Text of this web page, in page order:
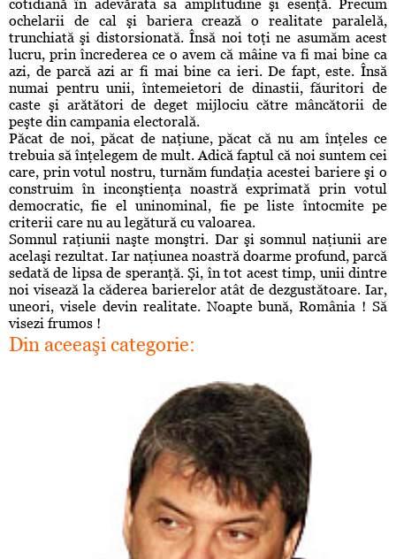
cotidiană în adevărata sa amplitudine şi esenţă. Precum
ochelarii de cal şi bariera crează o realitate paralelă,
trunchiată şi distorsionată. Însă noi toţi ne asumăm acest
lucru, prin încrederea ce o avem că mâine va fi mai bine ca
azi, de parcă azi ar fi mai bine ca ieri. De fapt, este. Însă
numai pentru unii, întemeietori de dinastii, făuritori de
caste şi arătători de deget mijlociu către mâncătorii de
peşte din campania electorală.
Păcat de noi, păcat de naţiune, păcat că nu am înţeles ce
trebuia să înţelegem de mult. Adică faptul că noi suntem cei
care, prin votul nostru, turnăm fundaţia acestei bariere şi o
construim în inconştienţa noastră exprimată prin votul
democratic, fie el uninominal, fie pe liste întocmite pe
criterii care nu au legătură cu valoarea.
Somnul raţiunii naşte monştri. Dar şi somnul naţiunii are
acelaşi rezultat. Iar naţiunea noastră doarme profund, parcă
sedată de lipsa de speranţă. Şi, în tot acest timp, unii dintre
noi visează la căderea barierelor atât de dezgustătoare. Iar,
uneori, visele devin realitate. Noapte bună, România ! Să
visezi frumos !
Din aceeaşi categorie: